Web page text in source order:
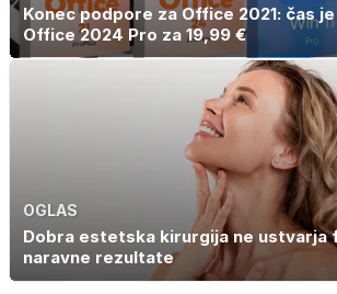
Konec podpore za Office 2021: čas
Office 2024 Pro za 19,99 €
OGLAS
Dobra estetska kirurgija ne ustvarja
naravne rezultate